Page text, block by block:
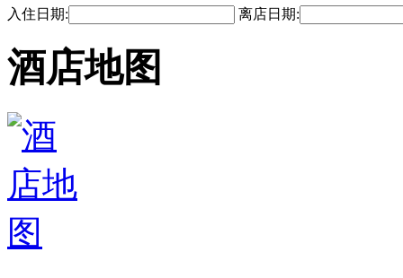
入住日期: 离店日期:
酒店地图